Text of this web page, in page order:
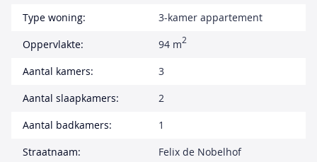
Type woning:
3-kamer appartement
Oppervlakte:
94 m2
Aantal kamers:
3
Aantal slaapkamers:
2
Aantal badkamers:
1
Straatnaam:
Felix de Nobelhof